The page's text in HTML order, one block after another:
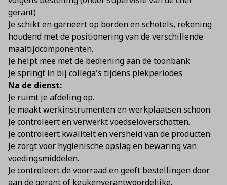
gerant)
Je schikt en garneert op borden en schotels, rekening
houdend met de positionering van de verschillende
maaltijdcomponenten.
Je helpt mee met de bediening aan de toonbank
Je springt in bij collega's tijdens piekperiodes
Na de dienst:
Je ruimt je afdeling op.
Je maakt werkinstrumenten en werkplaatsen schoon.
Je controleert en verwerkt voedseloverschotten.
Je controleert kwaliteit en versheid van de producten.
Je zorgt voor hygiënische opslag en bewaring van
voedingsmiddelen.
Je controleert de voorraad en geeft bestellingen door
aan de gerant of keukenverantwoordelijke.